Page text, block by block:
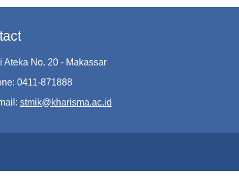
Ateka No. 20 - Makassar
0411-871888
stmik@kharisma.ac.id